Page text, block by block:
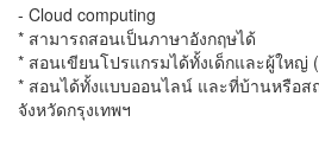
- Cloud computing
* สามารถสอนเป็นภาษาอังกฤษได้
* สอนเขียนโปรแกรมได้ทั้งเด็กและผู้ใหญ่
* สอนได้ทั้งแบบออนไลน์ และที่บ้านหรือ
จังหวัดกรุงเทพฯ